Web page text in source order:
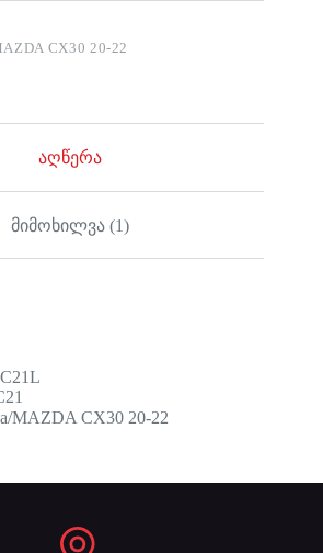
CX30 20-22
აღწერა
მიმოხილვა (1)
MAZDA CX30 20-22